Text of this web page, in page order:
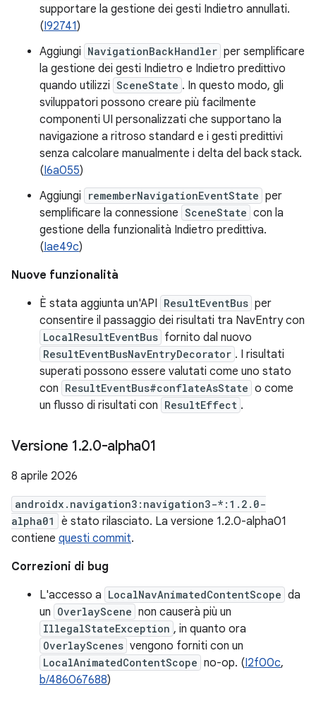
supportare la gestione dei gesti Indietro annullati.
(I92741)
Aggiungi NavigationBackHandler per semplificare
la gestione dei gesti Indietro e Indietro predittivo
quando utilizzi SceneState . In questo modo, gli
sviluppatori possono creare più facilmente
componenti UI personalizzati che supportano la
navigazione a ritroso standard e i gesti predittivi
senza calcolare manualmente i delta del back stack.
(I6a055)
Aggiungi
rememberNavigationEventState per
semplificare la connessione SceneState con la
gestione della funzionalità Indietro predittiva.
(Iae49c)
Nuove funzionalità
È stata aggiunta un'API ResultEventBus per
consentire il passaggio dei risultati tra NavEntry con
LocalResultEventBus fornito dal nuovo
ResultEventBusNavEntryDecorator . I risultati
superati possono essere valutati come uno stato
con ResultEventBus#conflateAsState o come
un flusso di risultati con ResultEffect .
Versione 1.2.0-alpha01
8 aprile 2026
androidx.navigation3:navigation3-*:1.2.0-
alpha01
è stato rilasciato. La versione 1.2.0-alpha01
contiene questi commit.
Correzioni di bug
L'accesso a LocalNavAnimatedContentScope da
un OverlayScene non causerà più un
IllegalStateException , in quanto ora
OverlayScenes vengono forniti con un
LocalAnimatedContentScope no-op. (I2f00c,
b/486067688)